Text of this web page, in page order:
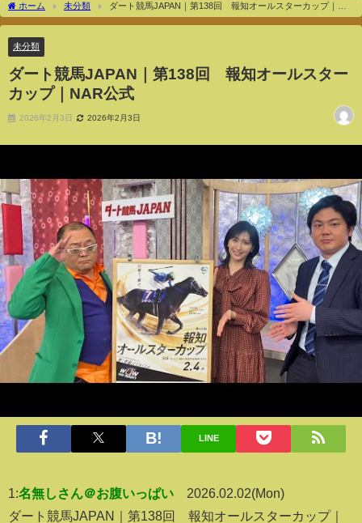
ホーム 未分類
ダート競馬JAPAN｜第138回 報知オールスターカップ｜
NAR公式
未分類
ダート競馬JAPAN｜第138回 報知オールスター
カップ｜NAR公式
2026年2月3日 2026年2月3日
LINE
1:名無しさん＠お腹いっぱい
2026.02.02(Mon)
ダート競馬JAPAN｜第138回 報知オールスターカップ｜